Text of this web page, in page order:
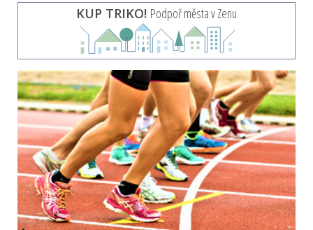
KUP TRIKO! Podpoř města v Zenu